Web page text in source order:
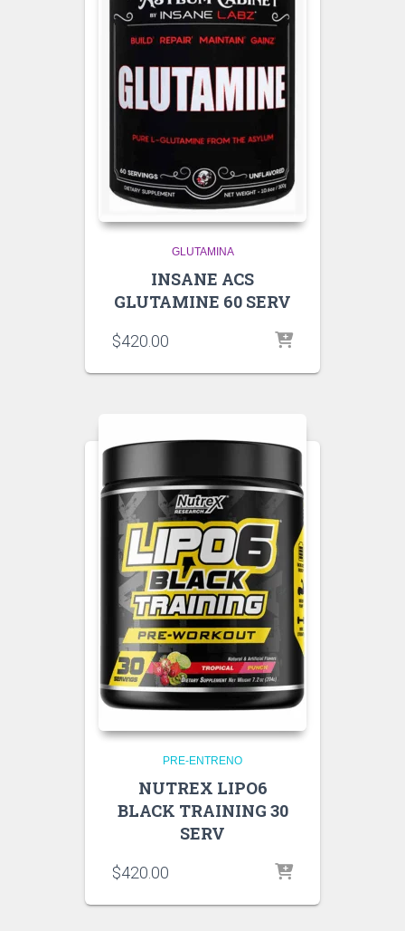
GLUTAMINA
INSANE ACS
GLUTAMINE 60 SERV
$420.00
PRE-ENTRENO
NUTREX LIPO6
BLACK TRAINING 30
SERV
$420.00